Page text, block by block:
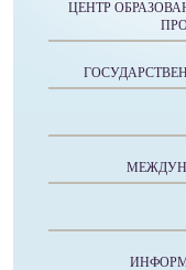
ЦЕНТР